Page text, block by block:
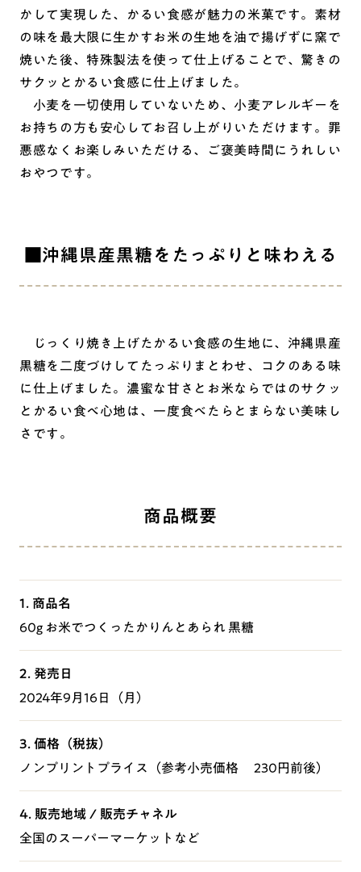
かして実現した、かるい食感が魅力の米菓です。素材
の味を最大限に生かすお米の生地を油で揚げずに窯で
焼いた後、特殊製法を使って仕上げることで、驚きの
サクッとかるい食感に仕上げました。
小麦を一切使用していないため、小麦アレルギーを
お持ちの方も安心してお召し上がりいただけます。罪
悪感なくお楽しみいただける、ご褒美時間にうれしい
おやつです。
■沖縄県産黒糖をたっぷりと味わえる
じっくり焼き上げたかるい食感の生地に、沖縄県産
黒糖を二度づけしてたっぷりまとわせ、コクのある味
に仕上げました。濃蜜な甘さとお米ならではのサクッ
とかるい食べ心地は、一度食べたらとまらない美味し
さです。
商品概要
1. 商品名
60g お米でつくったかりんとあられ 黒糖
2. 発売日
2024年9月16日（月）
3. 価格（税抜）
ノンプリントプライス（参考小売価格 230円前後）
4. 販売地域 / 販売チャネル
全国のスーパーマーケットなど